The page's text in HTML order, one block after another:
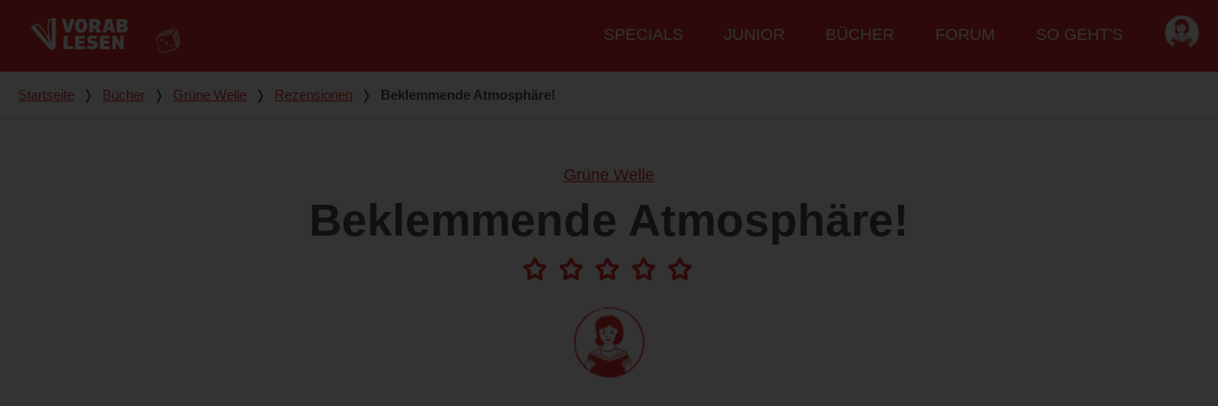
Hauptmenü
SPECIALS JUNIOR BÜCHER FORUM SO GEHT'S
Du bist hier
Startseite ❭ Bücher ❭ Grüne Welle ❭ Rezensionen ❭ Beklemmende Atmosphäre!
Grüne Welle
Beklemmende Atmosphäre!